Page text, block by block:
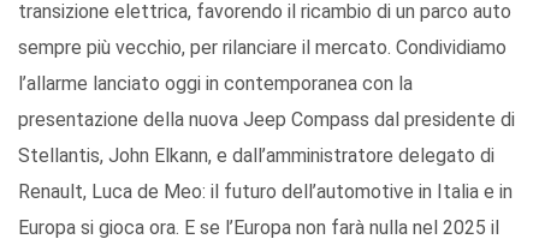
transizione elettrica, favorendo il ricambio di un parco auto
sempre più vecchio, per rilanciare il mercato. Condividiamo
l’allarme lanciato oggi in contemporanea con la
presentazione della nuova Jeep Compass dal presidente di
Stellantis, John Elkann, e dall’amministratore delegato di
Renault, Luca de Meo: il futuro dell’automotive in Italia e in
Europa si gioca ora. E se l’Europa non farà nulla nel 2025 il